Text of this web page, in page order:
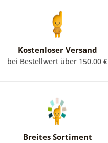
Kostenloser Versand
bei Bestellwert über 150.00 €
Breites Sortiment